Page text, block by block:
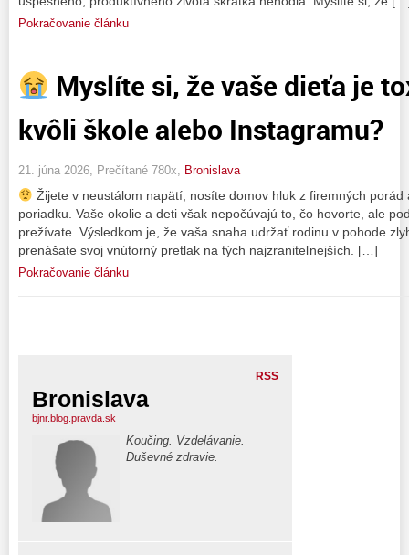
Pokračovanie článku
Myslíte si, že vaše dieťa je
kvôli škole alebo Instagramu?
21. júna 2026, Prečítané 780x, Bronislava
Žijete v neustálom napätí, nosíte domov hluk z firemných
poriadku. Vaše okolie a deti však nepočúvajú to, čo hovorte, ale
prežívate. Výsledkom je, že vaša snaha udržať rodinu v pohode
prenášate svoj vnútorný pretlak na tých najzraniteľnejších. […]
Pokračovanie článku
RSS
Bronislava
bjnr.blog.pravda.sk
Koučing. Vzdelávanie.
Duševné zdravie.